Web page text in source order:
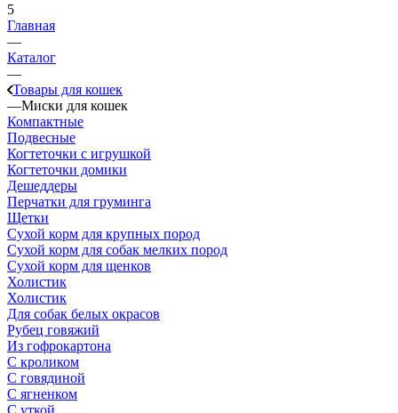
5
Главная
—
Каталог
—
Товары для кошек
—Миски для кошек
Компактные
Подвесные
Когтеточки с игрушкой
Когтеточки домики
Дешеддеры
Перчатки для груминга
Щетки
Сухой корм для крупных пород
Сухой корм для собак мелких пород
Сухой корм для щенков
Холистик
Холистик
Для собак белых окрасов
Рубец говяжий
Из гофрокартона
C кроликом
C говядиной
C ягненком
C уткой